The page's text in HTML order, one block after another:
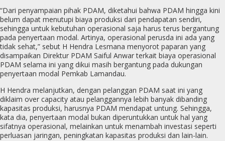
“Dari penyampaian pihak PDAM, diketahui bahwa PDAM hingga kini
belum dapat menutupi biaya produksi dari pendapatan sendiri,
sehingga untuk kebutuhan operasional saja harus terus bergantung
pada penyertaan modal. Artinya, operasional perusda ini ada yang
tidak sehat,” sebut H Hendra Lesmana menyorot paparan yang
disampaikan Direktur PDAM Saiful Anwar terkait biaya operasional
PDAM selama ini yang dikui masih bergantung pada dukungan
penyertaan modal Pemkab Lamandau.
H Hendra melanjutkan, dengan pelanggan PDAM saat ini yang
diklaim over capacity atau pelanggannya lebih banyak dibanding
kapasitas produksi, harusnya PDAM mendapat untung. Sehingga,
kata dia, penyertaan modal bukan diperuntukkan untuk hal yang
sifatnya operasional, melainkan untuk menambah investasi seperti
perluasan jaringan, peningkatan kapasitas produksi dan lain-lain.